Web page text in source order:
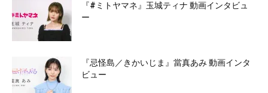
『#ミトヤマネ』玉城ティナ 動画インタビュ
ー
『忌怪島／きかいじま』當真あみ 動画インタ
ビュー